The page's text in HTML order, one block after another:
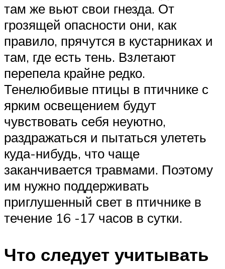
там же вьют свои гнезда. От
грозящей опасности они, как
правило, прячутся в кустарниках и
там, где есть тень. Взлетают
перепела крайне редко.
Тенелюбивые птицы в птичнике с
ярким освещением будут
чувствовать себя неуютно,
раздражаться и пытаться улететь
куда-нибудь, что чаще
заканчивается травмами. Поэтому
им нужно поддерживать
приглушенный свет в птичнике в
течение 16 -17 часов в сутки.
Что следует учитывать